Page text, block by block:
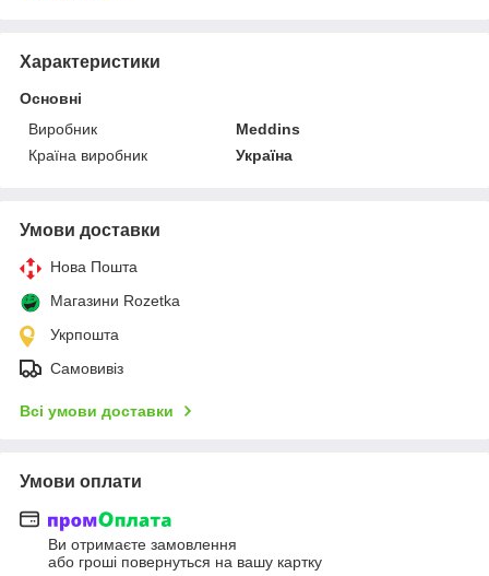
Характеристики
Основні
Виробник
Meddins
Країна виробник
Україна
Умови доставки
Нова Пошта
Магазини Rozetka
Укрпошта
Самовивіз
Всі умови доставки
Умови оплати
Ви отримаєте замовлення
або гроші повернуться на вашу картку